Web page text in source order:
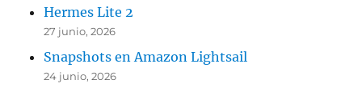
Hermes Lite 2
27 junio, 2026
Snapshots en Amazon Lightsail
24 junio, 2026